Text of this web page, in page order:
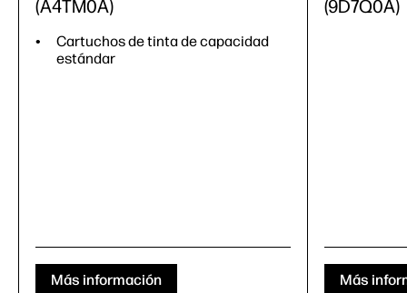
(A4TM0A)
Cartuchos de tinta de capacidad
estándar
Más información
(9D7Q0A)
Más